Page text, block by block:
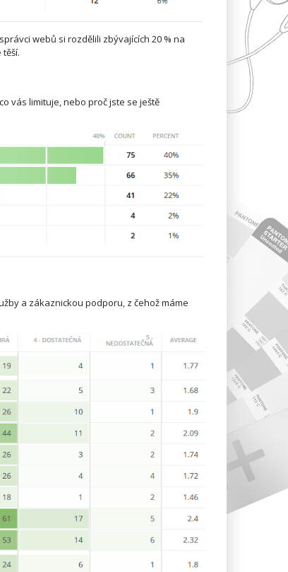
webů si rozdělili zbývajících 20 % na
vás limituje, nebo proč jste se ještě
a zákaznickou podporu, z čehož máme